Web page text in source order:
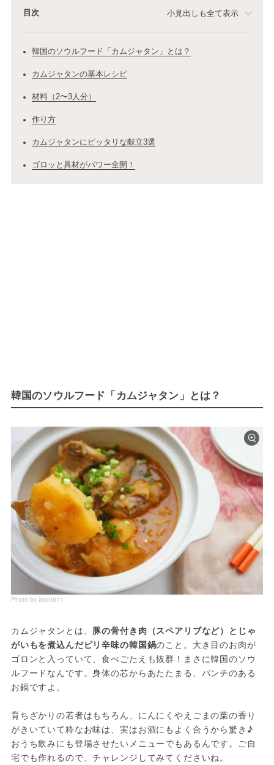
目次 小見出しも全て表示
韓国のソウルフード「カムジャタン」とは？
カムジャタンの基本レシピ
材料（2〜3人分）
作り方
カムジャタンにピッタリな献立3選
ゴロッと具材がパワー全開！
韓国のソウルフード「カムジャタン」とは？
Photo by ako0811
カムジャタンとは、 豚の骨付き肉（スペアリブなど）とじゃ
がいもを煮込んだピリ辛味の韓国鍋のこと。大き目のお肉が
ゴロンと入っていて、食べごたえも抜群！まさに韓国のソウ
ルフードなんです。身体の芯からあたたまる、パンチのある
お鍋ですよ。
育ちざかりの若者はもちろん、にんにくやえごまの葉の香り
がきいていて粋なお味は、実はお酒にもよく合うから驚き♪
おうち飲みにも登場させたいメニューでもあるんです。ご自
宅でも作れるので、チャレンジしてみてくださいね。